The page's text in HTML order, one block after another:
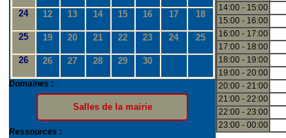
24 12 13 14 15 16 17 18
25 19 20 21 22 23 24 25
26 26 27 28 29 30
Domaines :
Ressources :
14:00 - 15:00
15:00 - 16:00
16:00 - 17:00
17:00 - 18:00
18:00 - 19:00
19:00 - 20:00
20:00 - 21:00
21:00 - 22:00
22:00 - 23:00
23:00 - 00:00